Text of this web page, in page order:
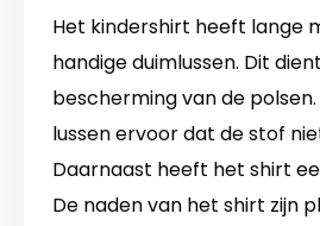
Het kindershirt heeft lange
handige duimlussen. Dit
bescherming van de
lussen ervoor dat de stof
Daarnaast heeft het shirt
De naden van het shirt zijn